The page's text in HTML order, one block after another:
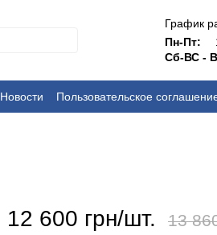
График
Пн-Пт:
Сб-ВС -
Новости Пользовательское
12 600 грн/шт. 13